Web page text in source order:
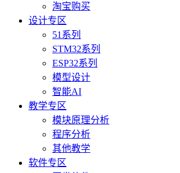
淘宝购买
设计专区
51系列
STM32系列
ESP32系列
模型设计
智能AI
教学专区
模块原理分析
程序分析
其他教学
软件专区